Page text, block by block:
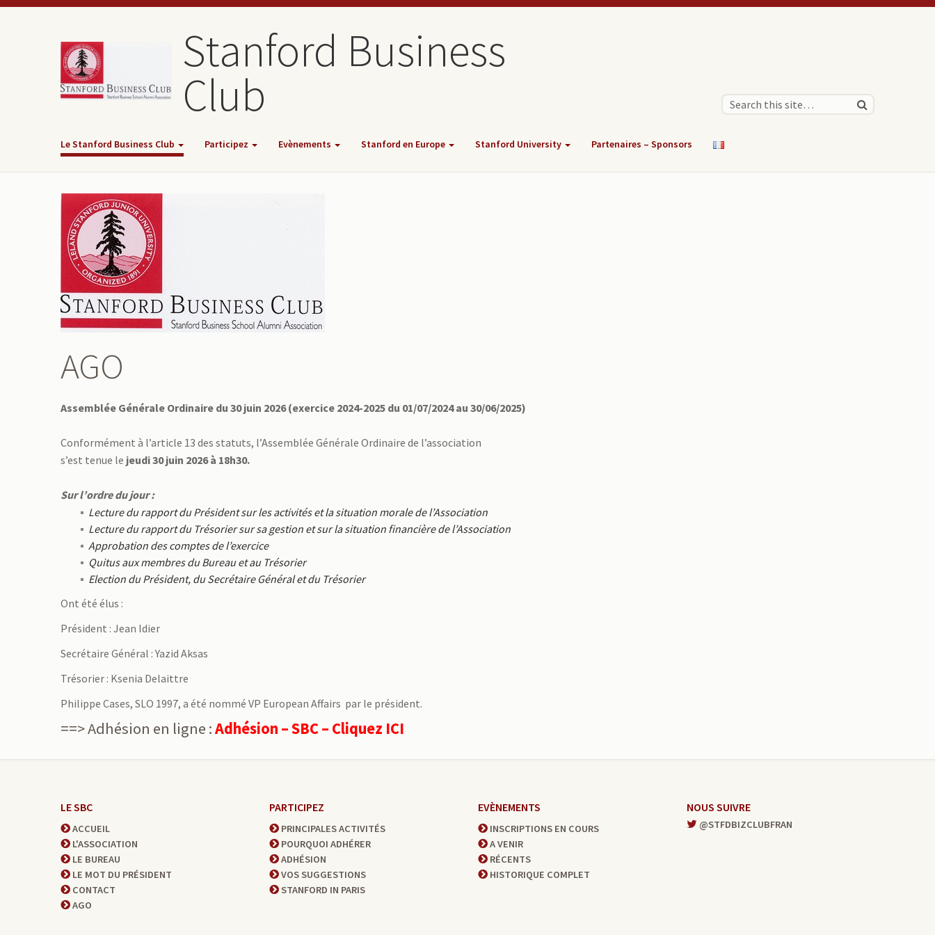
Stanford Business
Club
Le Stanford Business Club Participez Evènements Stanford en Europe Stanford University Partenaires – Sponsors
AGO
Assemblée Générale Ordinaire du 30 juin 2026 (exercice 2024-2025 du 01/07/2024 au 30/06/2025)
Conformément à l’article 13 des statuts, l’Assemblée Générale Ordinaire de l’association
s’est tenue le jeudi 30 juin 2026 à 18h30.
Sur l’ordre du jour :
Lecture du rapport du Président sur les activités et la situation morale de l’Association
Lecture du rapport du Trésorier sur sa gestion et sur la situation financière de l’Association
Approbation des comptes de l’exercice
Quitus aux membres du Bureau et au Trésorier
Election du Président, du Secrétaire Général et du Trésorier
Ont été élus :
Président : Jean Idier
Secrétaire Général : Yazid Aksas
Trésorier : Ksenia Delaittre
Philippe Cases, SLO 1997, a été nommé VP European Affairs par le président.
==> Adhésion en ligne :Adhésion –SBC – Cliquez ICI
LE SBC
ACCUEIL
L'ASSOCIATION
LE BUREAU
LE MOT DU PRÉSIDENT
CONTACT
AGO
PARTICIPEZ
PRINCIPALES ACTIVITÉS
POURQUOI ADHÉRER
ADHÉSION
VOS SUGGESTIONS
STANFORD IN PARIS
EVÈNEMENTS
INSCRIPTIONS EN COURS
A VENIR
RÉCENTS
HISTORIQUE COMPLET
NOUS SUIVRE
@STFDBIZCLUBFRAN